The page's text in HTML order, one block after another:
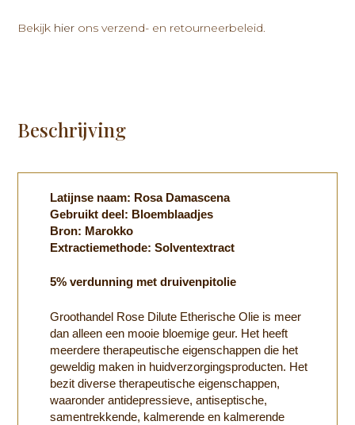
aantal
Bekijk hier ons verzend- en retourneerbeleid.
Beschrijving
Latijnse naam: Rosa Damascena
Gebruikt deel: Bloemblaadjes
Bron: Marokko
Extractiemethode: Solventextract
5% verdunning met druivenpitolie
Groothandel Rose Dilute Etherische Olie is meer
dan alleen een mooie bloemige geur. Het heeft
meerdere therapeutische eigenschappen die het
geweldig maken in huidverzorgingsproducten. Het
bezit diverse therapeutische eigenschappen,
waaronder antidepressieve, antiseptische,
samentrekkende, kalmerende en kalmerende